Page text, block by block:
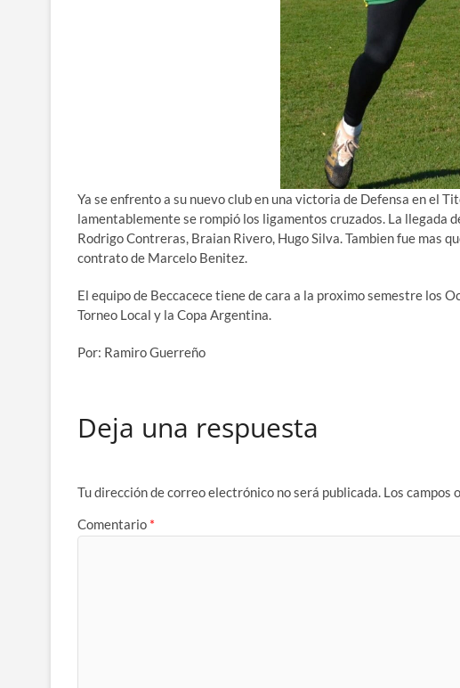
Ya se enfrento a su nuevo club en una victoria de Defensa en el
lamentablemente se rompió los ligamentos cruzados. La llegada
Rodrigo Contreras, Braian Rivero, Hugo Silva. Tambien fue mas
contrato de Marcelo Benitez.
El equipo de Beccacece tiene de cara a la proximo semestre los
Torneo Local y la Copa Argentina.
Por: Ramiro Guerreño
Deja una respuesta
Tu dirección de correo electrónico no será publicada. Los campos
Comentario *